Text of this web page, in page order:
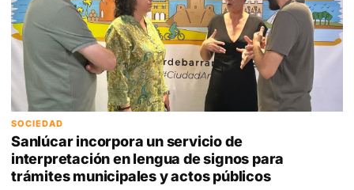
SOCIEDAD
Sanlúcar incorpora un servicio de
interpretación en lengua de signos para
trámites municipales y actos públicos